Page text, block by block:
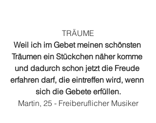
TRÄUME
Weil ich im Gebet meinen schönsten
Träumen ein Stückchen näher komme
und dadurch schon jetzt die Freude
erfahren darf, die eintreffen wird, wenn
sich die Gebete erfüllen.
Martin, 25 - Freiberuflicher Musiker